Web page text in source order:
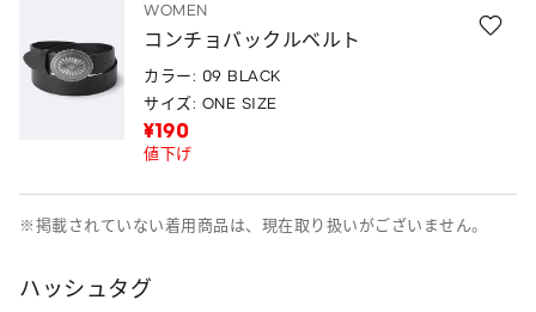
WOMEN
コンチョバックルベルト
カラー: 09 BLACK
サイズ: ONE SIZE
¥190
値下げ
※掲載されていない着用商品は、現在取り扱いがございません。
ハッシュタグ